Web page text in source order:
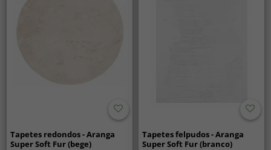
Tapetes redondos - Aranga
Super Soft Fur (bege)
Tapetes felpudos - Aranga
Super Soft Fur (branco)